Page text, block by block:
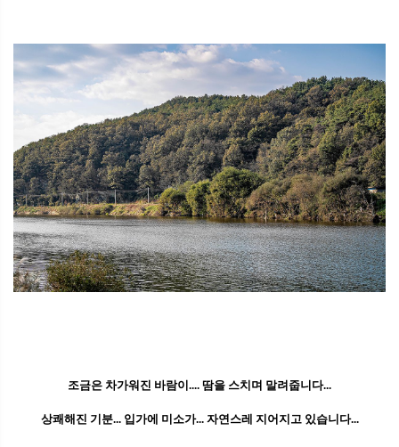
조금은 차가워진 바람이.... 땀을 스치며 말려줍니다...
상쾌해진 기분... 입가에 미소가... 자연스레 지어지고 있습니다...